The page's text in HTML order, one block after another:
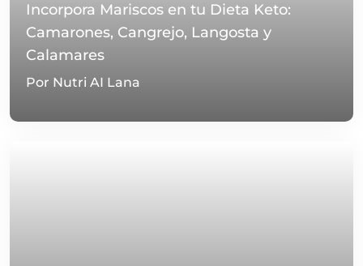
Incorpora Mariscos en tu Dieta Keto:
Camarones, Cangrejo, Langosta y
Calamares
Por Nutri AI Lana